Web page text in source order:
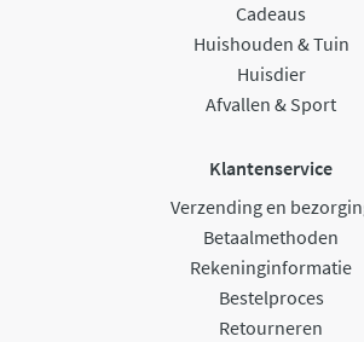
Cadeaus
Huishouden & Tuin
Huisdier
Afvallen & Sport
Klantenservice
Verzending en
Betaalmethoden
Rekeninginformatie
Bestelproces
Retourneren